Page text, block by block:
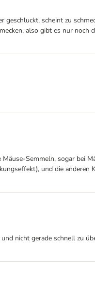
scheint zu
also gibt es nur
Semmeln, sogar bei
und die
nicht gerade schnell zu